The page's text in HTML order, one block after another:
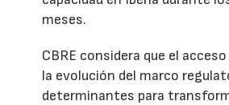
meses.
CBRE considera que el
la evolución del marco
determinantes para